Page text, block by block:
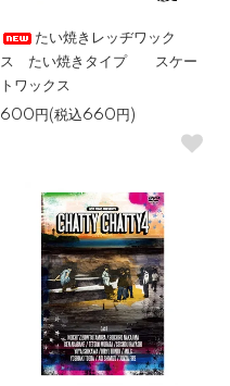
たい焼きレッヂワック
ス たい焼きタイプ スケー
トワックス
600円(税込660円)